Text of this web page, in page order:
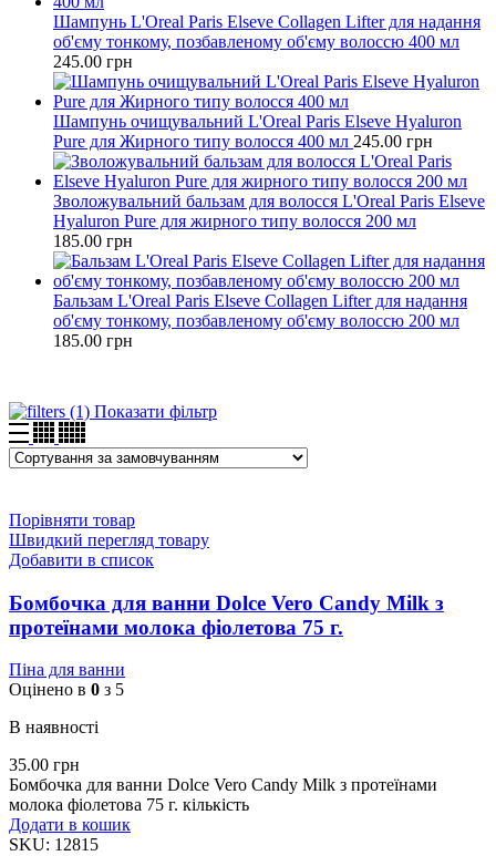
Шампунь L'Oreal Paris Elseve Collagen Lifter для надання
об'єму тонкому, позбавленому об'єму волоссю 400 мл
245.00 грн
Шампунь очищувальний L'Oreal Paris Elseve Hyaluron
Pure для Жирного типу волосся 400 мл 245.00 грн
Зволожувальний бальзам для волосся L'Oreal Paris Elseve
Hyaluron Pure для жирного типу волосся 200 мл
185.00 грн
Бальзам L'Oreal Paris Elseve Collagen Lifter для надання
об'єму тонкому, позбавленому об'єму волоссю 200 мл
185.00 грн
Показати фільтр
Порівняти товар
Швидкий перегляд товару
Добавити в список
Бомбочка для ванни Dolce Vero Candy Milk з
протеїнами молока фіолетова 75 г.
Піна для ванни
Оцінено в 0 з 5
В наявності
35.00 грн
Бомбочка для ванни Dolce Vero Candy Milk з протеїнами
молока фіолетова 75 г. кількість
Додати в кошик
SKU: 12815